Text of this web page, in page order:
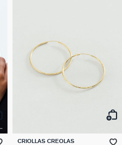
CRIOLLAS CREOLAS